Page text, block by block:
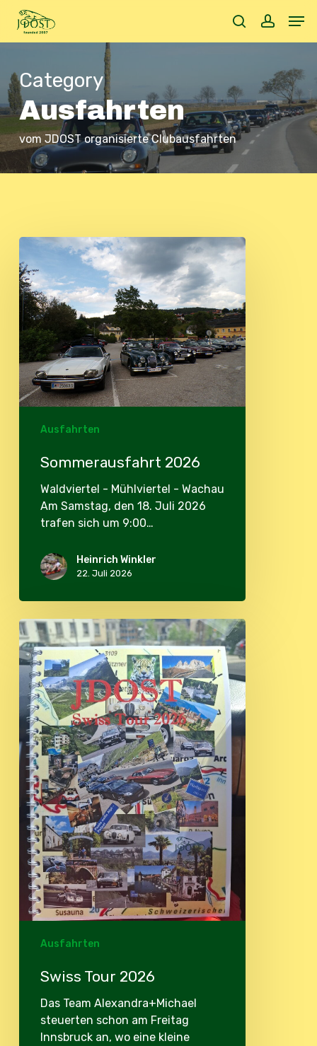
Skip
main
search
Category
Ausfahrten
vom JDOST organisierte Clubausfahrten
Sommerausfahrt
2026
Ausfahrten
Sommerausfahrt 2026
Waldviertel - Mühlviertel - Wachau
Am Samstag, den 18. Juli 2026
trafen sich um 9:00…
Heinrich Winkler
22. Juli 2026
Swiss
Tour
2026
Ausfahrten
Swiss Tour 2026
Das Team Alexandra+Michael
steuerten schon am Freitag
Innsbruck an, wo eine kleine